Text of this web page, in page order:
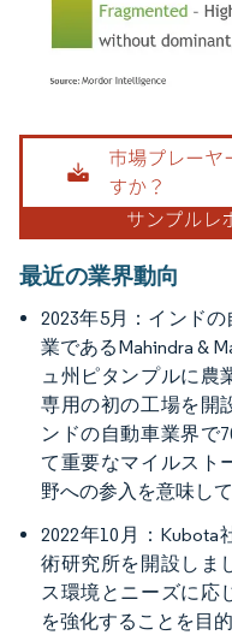
画像 © Mordor Intelligence。再
最近の業界動向
2023年5月：インド
業であるMahindra &
ュ州ピタンプルに農
専用の初の工場を開
ンドの自動車業界で
て重要なマイルスト
野への参入を意味して
2022年10月：
術研究所を開設しま
ス環境とニーズに応
を強化することを目